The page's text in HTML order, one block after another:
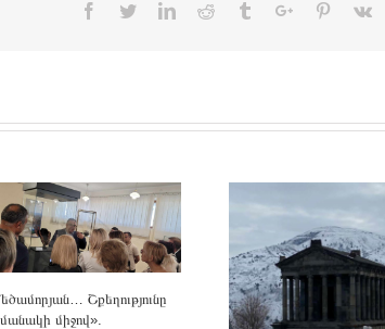
Facebook
TwitterLinkedinReddit TumblrGoogle+Pinterest
Vk
Շքեղությունը
միջով».